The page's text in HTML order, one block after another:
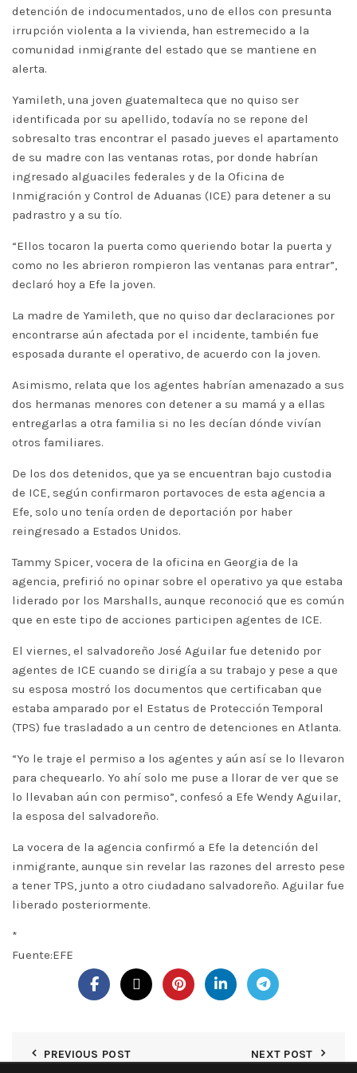
detención de indocumentados, uno de ellos con presunta
irrupción violenta a la vivienda, han estremecido a la
comunidad inmigrante del estado que se mantiene en
alerta.
Yamileth, una joven guatemalteca que no quiso ser
identificada por su apellido, todavía no se repone del
sobresalto tras encontrar el pasado jueves el apartamento
de su madre con las ventanas rotas, por donde habrían
ingresado alguaciles federales y de la Oficina de
Inmigración y Control de Aduanas (ICE) para detener a su
padrastro y a su tío.
“Ellos tocaron la puerta como queriendo botar la puerta y
como no les abrieron rompieron las ventanas para entrar”,
declaró hoy a Efe la joven.
La madre de Yamileth, que no quiso dar declaraciones por
encontrarse aún afectada por el incidente, también fue
esposada durante el operativo, de acuerdo con la joven.
Asimismo, relata que los agentes habrían amenazado a sus
dos hermanas menores con detener a su mamá y a ellas
entregarlas a otra familia si no les decían dónde vivían
otros familiares.
De los dos detenidos, que ya se encuentran bajo custodia
de ICE, según confirmaron portavoces de esta agencia a
Efe, solo uno tenía orden de deportación por haber
reingresado a Estados Unidos.
Tammy Spicer, vocera de la oficina en Georgia de la
agencia, prefirió no opinar sobre el operativo ya que estaba
liderado por los Marshalls, aunque reconoció que es común
que en este tipo de acciones participen agentes de ICE.
El viernes, el salvadoreño José Aguilar fue detenido por
agentes de ICE cuando se dirigía a su trabajo y pese a que
su esposa mostró los documentos que certificaban que
estaba amparado por el Estatus de Protección Temporal
(TPS) fue trasladado a un centro de detenciones en Atlanta.
“Yo le traje el permiso a los agentes y aún así se lo llevaron
para chequearlo. Yo ahí solo me puse a llorar de ver que se
lo llevaban aún con permiso”, confesó a Efe Wendy Aguilar,
la esposa del salvadoreño.
La vocera de la agencia confirmó a Efe la detención del
inmigrante, aunque sin revelar las razones del arresto pese
a tener TPS, junto a otro ciudadano salvadoreño. Aguilar fue
liberado posteriormente.
*
Fuente:EFE
PREVIOUS POST NEXT POST